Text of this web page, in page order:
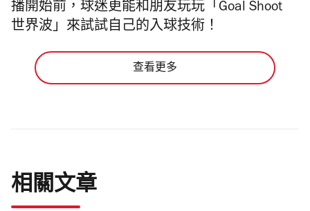
播開始前，球迷更能和朋友玩玩「Goal Shoot
世界波」來試試自己的入球技術！
查看更多
相關文章